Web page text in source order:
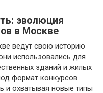
эволюция
в Москве
ведут свою историю
использовались для
зданий и жилых
формат конкурсов
и охватывая новые типы